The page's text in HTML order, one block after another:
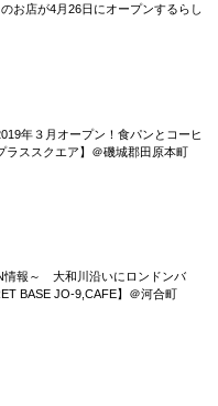
お店が4月26日にオープンするらし
年３月オープン！食パンとコーヒ
ラススクエア】＠磯城郡田原本町
情報～ 大和川沿いにロンドンバ
BASE JO-9,CAFE】＠河合町